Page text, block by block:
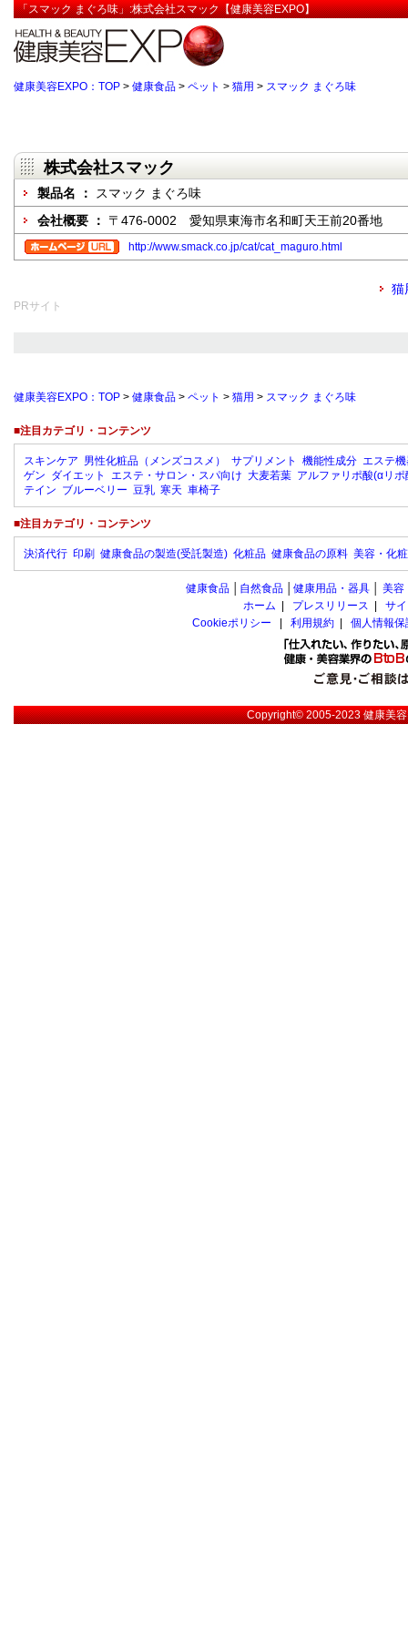
「スマック まぐろ味」:株式会社スマック【健康美容EXPO】
健康美容EXPO：TOP > 健康食品 > ペット > 猫用 > スマック まぐろ味
株式会社スマック
製品名 ：
スマック まぐろ味
会社概要 ： 〒476-0002 愛知県東海市名和町天王前20番地
http://www.smack.co.jp/cat/cat_maguro.html
猫
PRサイト
健康美容EXPO：TOP > 健康食品 > ペット > 猫用 > スマック まぐろ味
■注目カテゴリ・コンテンツ
スキンケア 男性化粧品（メンズコスメ） サプリメント 機能性成分 エステ
ゲン ダイエット エステ・サロン・スパ向け 大麦若葉 アルファリポ酸(αリポ
テイン ブルーベリー 豆乳 寒天 車椅子
■注目カテゴリ・コンテンツ
決済代行 印刷 健康食品の製造(受託製造) 化粧品 健康食品の原料 美容・化
健康食品 自然食品 健康用品・器具 美容
ホーム
プレスリリース
サ
Cookieポリシー
利用規約 個人情報
Copyright© 2005-2023健康美